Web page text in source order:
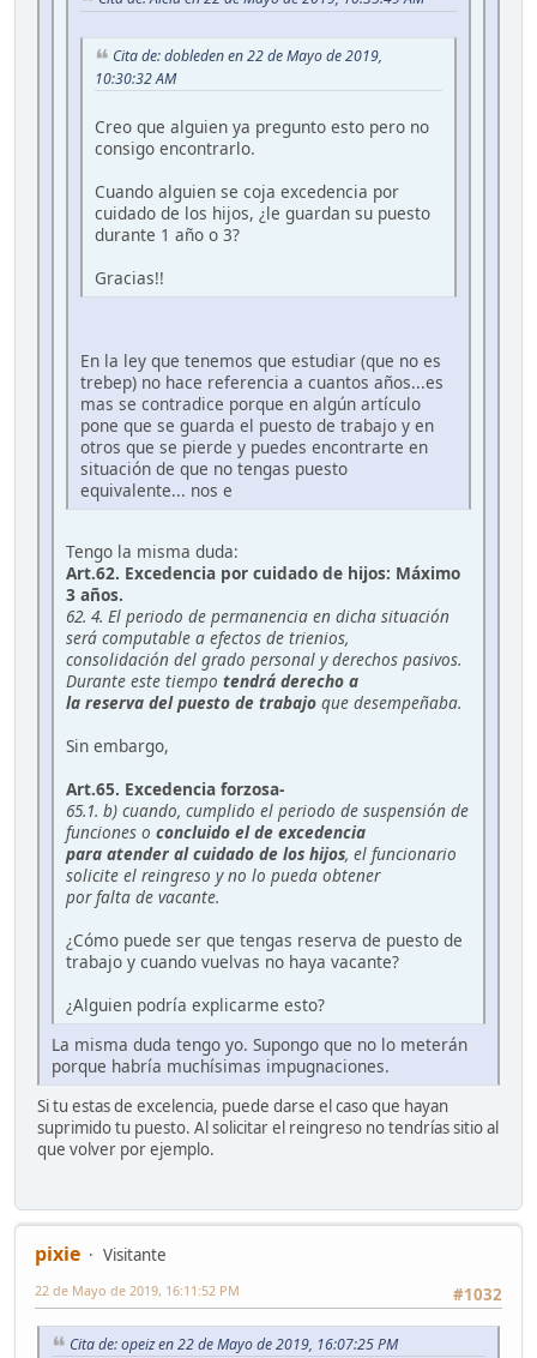
Cita de: dobleden en 22 de Mayo de 2019,
10:30:32 AM
Creo que alguien ya pregunto esto pero no
consigo encontrarlo.
Cuando alguien se coja excedencia por
cuidado de los hijos, ¿le guardan su puesto
durante 1 año o 3?
Gracias!!
En la ley que tenemos que estudiar (que no es
trebep) no hace referencia a cuantos años...es
mas se contradice porque en algún artículo
pone que se guarda el puesto de trabajo y en
otros que se pierde y puedes encontrarte en
situación de que no tengas puesto
equivalente... nos e
Tengo la misma duda:
Art.62. Excedencia por cuidado de hijos: Máximo
3 años.
62. 4. El periodo de permanencia en dicha situación
será computable a efectos de trienios,
consolidación del grado personal y derechos pasivos.
Durante este tiempo tendrá derecho a
la reserva del puesto de trabajo que desempeñaba.
Sin embargo,
Art.65. Excedencia forzosa-
65.1. b) cuando, cumplido el periodo de suspensión de
funciones o concluido el de excedencia
para atender al cuidado de los hijos, el funcionario
solicite el reingreso y no lo pueda obtener
por falta de vacante.
¿Cómo puede ser que tengas reserva de puesto de
trabajo y cuando vuelvas no haya vacante?
¿Alguien podría explicarme esto?
La misma duda tengo yo. Supongo que no lo meterán
porque habría muchísimas impugnaciones.
Si tu estas de excelencia, puede darse el caso que hayan
suprimido tu puesto. Al solicitar el reingreso no tendrías sitio al
que volver por ejemplo.
pixie
Visitante
#1032
22 de Mayo de 2019, 16:11:52 PM
Cita de: opeiz en 22 de Mayo de 2019, 16:07:25 PM